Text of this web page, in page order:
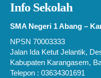
Info Sekolah
SMA Negeri 1 Abang –
NPSN 70003333
Jalan Ida Ketut Jelantik,
Kabupaten Karangasem,
Telepon : 03634301691